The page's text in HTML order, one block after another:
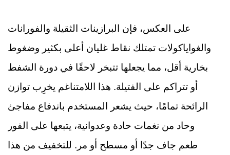
على العكس، فإن البرازينات الثقيلة والفورانات
والغواياكولات تمتلك نقاط غليان أعلى بكثير وضغوط
بخارية أقل، مما يجعلها تتبخر لاحقًا في دورة الشفط
أو تتراكم على الفتيلة. هذا اللامتناغم يخرِب توازن
الرائحة تمامًا، حيث يشعر المستخدم باندفاع مفاجئ
وحاد من نغمات حادة وعدوانية، يتبعها على الفور
طعم جاف جدًا أو مسطح أو مر. للتخفيف من هذا